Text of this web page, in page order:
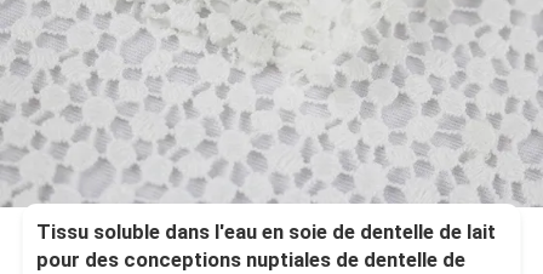
Tissu soluble dans l'eau en soie de dentelle de lait
pour des conceptions nuptiales de dentelle de